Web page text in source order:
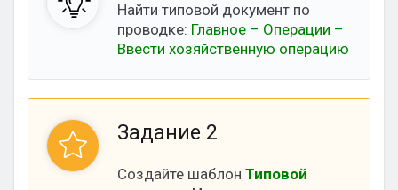
Найти типовой документ по
проводке: Главное – Операции –
Ввести хозяйственную операцию
Задание 2
Создайте шаблон Типовой